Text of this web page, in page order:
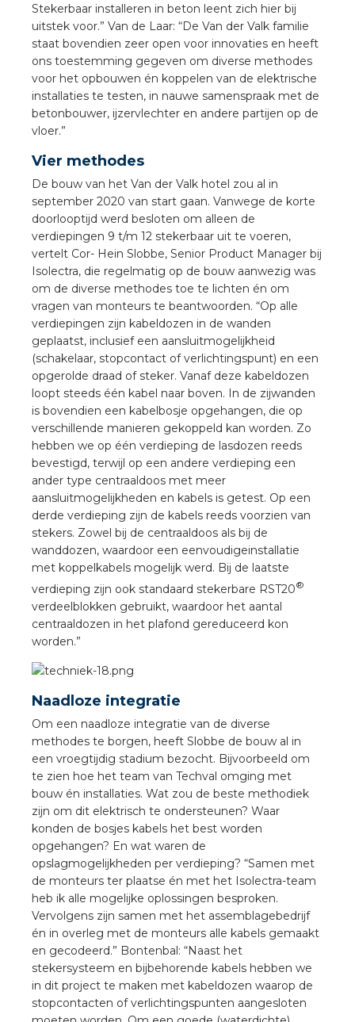
Stekerbaar installeren in beton leent zich hier bij
uitstek voor.” Van de Laar: “De Van der Valk familie
staat bovendien zeer open voor innovaties en heeft
ons toestemming gegeven om diverse methodes
voor het opbouwen én koppelen van de elektrische
installaties te testen, in nauwe samenspraak met de
betonbouwer, ijzervlechter en andere partijen op de
vloer.”
Vier methodes
De bouw van het Van der Valk hotel zou al in
september 2020 van start gaan. Vanwege de korte
doorlooptijd werd besloten om alleen de
verdiepingen 9 t/m 12 stekerbaar uit te voeren,
vertelt Cor- Hein Slobbe, Senior Product Manager bij
Isolectra, die regelmatig op de bouw aanwezig was
om de diverse methodes toe te lichten én om
vragen van monteurs te beantwoorden. “Op alle
verdiepingen zijn kabeldozen in de wanden
geplaatst, inclusief een aansluitmogelijkheid
(schakelaar, stopcontact of verlichtingspunt) en een
opgerolde draad of steker. Vanaf deze kabeldozen
loopt steeds één kabel naar boven. In de zijwanden
is bovendien een kabelbosje opgehangen, die op
verschillende manieren gekoppeld kan worden. Zo
hebben we op één verdieping de lasdozen reeds
bevestigd, terwijl op een andere verdieping een
ander type centraaldoos met meer
aansluitmogelijkheden en kabels is getest. Op een
derde verdieping zijn de kabels reeds voorzien van
stekers. Zowel bij de centraaldoos als bij de
wanddozen, waardoor een eenvoudigeinstallatie
met koppelkabels mogelijk werd. Bij de laatste
verdieping zijn ook standaard stekerbare RST20®
verdeelblokken gebruikt, waardoor het aantal
centraaldozen in het plafond gereduceerd kon
worden.”
Naadloze integratie
Om een naadloze integratie van de diverse
methodes te borgen, heeft Slobbe de bouw al in
een vroegtijdig stadium bezocht. Bijvoorbeeld om
te zien hoe het team van Techval omging met
bouw én installaties. Wat zou de beste methodiek
zijn om dit elektrisch te ondersteunen? Waar
konden de bosjes kabels het best worden
opgehangen? En wat waren de
opslagmogelijkheden per verdieping? “Samen met
de monteurs ter plaatse én met het Isolectra-team
heb ik alle mogelijke oplossingen besproken.
Vervolgens zijn samen met het assemblagebedrijf
én in overleg met de monteurs alle kabels gemaakt
en gecodeerd.” Bontenbal: “Naast het
stekersysteem en bijbehorende kabels hebben we
in dit project te maken met kabeldozen waarop de
stopcontacten of verlichtingspunten aangesloten